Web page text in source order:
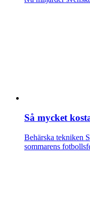
Så mycket
Behärska tekniken
sommarens